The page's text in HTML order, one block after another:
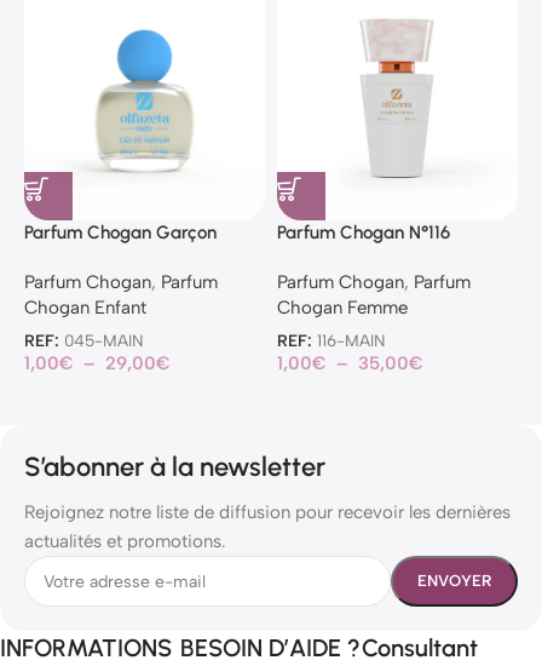
Parfum Chogan Garçon
Parfum Chogan, Parfum
Chogan Enfant
REF: 045-MAIN
1,00€ – 29,00€
Parfum Chogan N°116
Parfum Chogan, Parfum
Chogan Femme
REF: 116-MAIN
1,00€ – 35,00€
S’abonner à la newsletter
Rejoignez notre liste de diffusion pour recevoir les dernières
actualités et promotions.
INFORMATIONS BESOIN D’AIDE ?Consultant